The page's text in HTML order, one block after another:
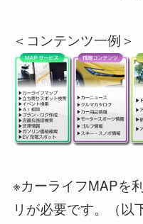
＜コンテンツ一例＞
※カーライフMAPを
リが必要です。（以